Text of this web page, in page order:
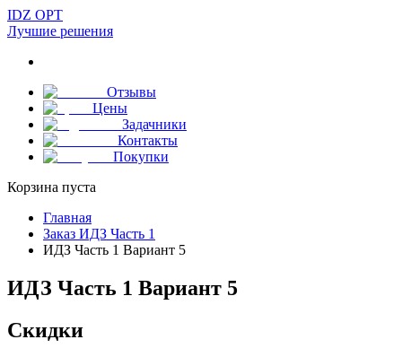
IDZ OPT
Лучшие решения
Отзывы
Цены
Задачники
Контакты
Покупки
Корзина пуста
Главная
Заказ ИДЗ Часть 1
ИДЗ Часть 1 Вариант 5
ИДЗ Часть 1 Вариант 5
Скидки